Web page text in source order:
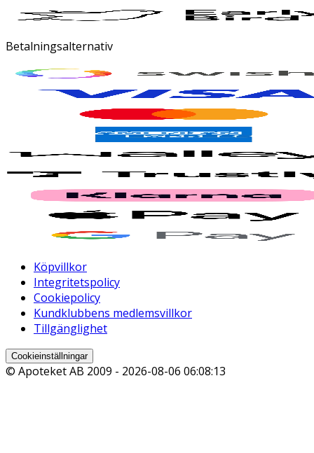
Betalningsalternativ
Köpvillkor
Integritetspolicy
Cookiepolicy
Kundklubbens medlemsvillkor
Tillgänglighet
Cookieinställningar
© Apoteket AB 2009 - 2026-08-06 06:08:13